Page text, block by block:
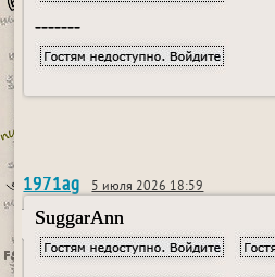
-------
1971ag 5 июля 2026 18:59
SuggarAnn